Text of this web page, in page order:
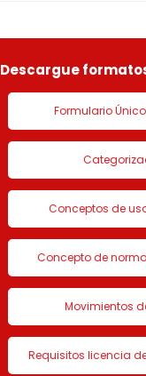
LICENCIA DE CON
Descargue
Formulario
Conceptos de
Concepto de
Movimientos
Requisitos licencia